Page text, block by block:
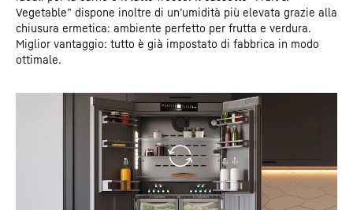
Vegetable” dispone inoltre di un’umidità più elevata grazie alla
chiusura ermetica: ambiente perfetto per frutta e verdura.
Miglior vantaggio: tutto è già impostato di fabbrica in modo
ottimale.